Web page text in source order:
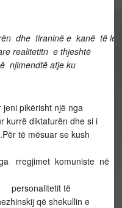
dhe tiraninë e kanë të
realitetitn e thjeshtë
njimendtë atje ku
pikërisht një nga
kurrë diktaturën dhe si i
të mësuar se kush
rregjimet komuniste në
të
që shekullin e